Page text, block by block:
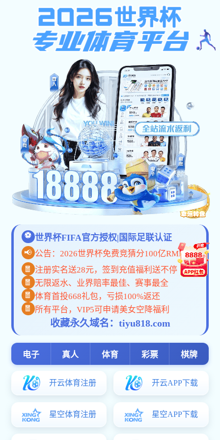
多彩宝
多彩宝:Found
The document has moved here.
多彩宝官方网站（2026已更新）最新版本-IOS/安卓通用版